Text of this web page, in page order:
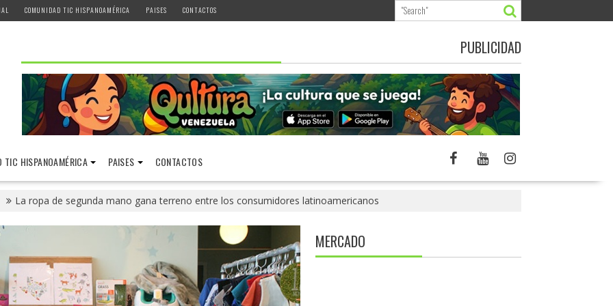
COMUNIDAD TIC HISPANOAMÉRICA PAISES CONTACTOS
PUBLICIDAD
TIC HISPANOAMÉRICA PAISES CONTACTOS
La ropa de segunda mano gana terreno entre los consumidores latinoamericanos
MERCADO